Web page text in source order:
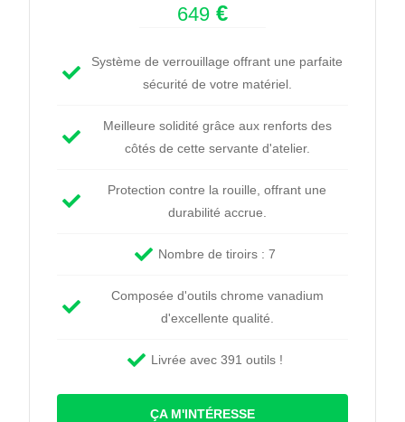
649 €
Système de verrouillage offrant une parfaite
sécurité de votre matériel.
Meilleure solidité grâce aux renforts des
côtés de cette servante d'atelier.
Protection contre la rouille, offrant une
durabilité accrue.
Nombre de tiroirs : 7
Composée d'outils chrome vanadium
d'excellente qualité.
Livrée avec 391 outils !
ÇA M'INTÉRESSE